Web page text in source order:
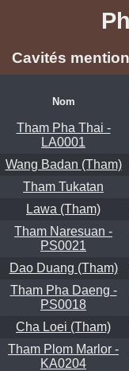
Cavités
Nom
Tham Pha Thai -
LA0001
Wang Badan (Tham)
Tham Tukatan
Lawa (Tham)
Tham Naresuan -
PS0021
Dao Duang (Tham)
Tham Pha Daeng -
PS0018
Cha Loei (Tham)
Tham Plom Marlor -
KA0204